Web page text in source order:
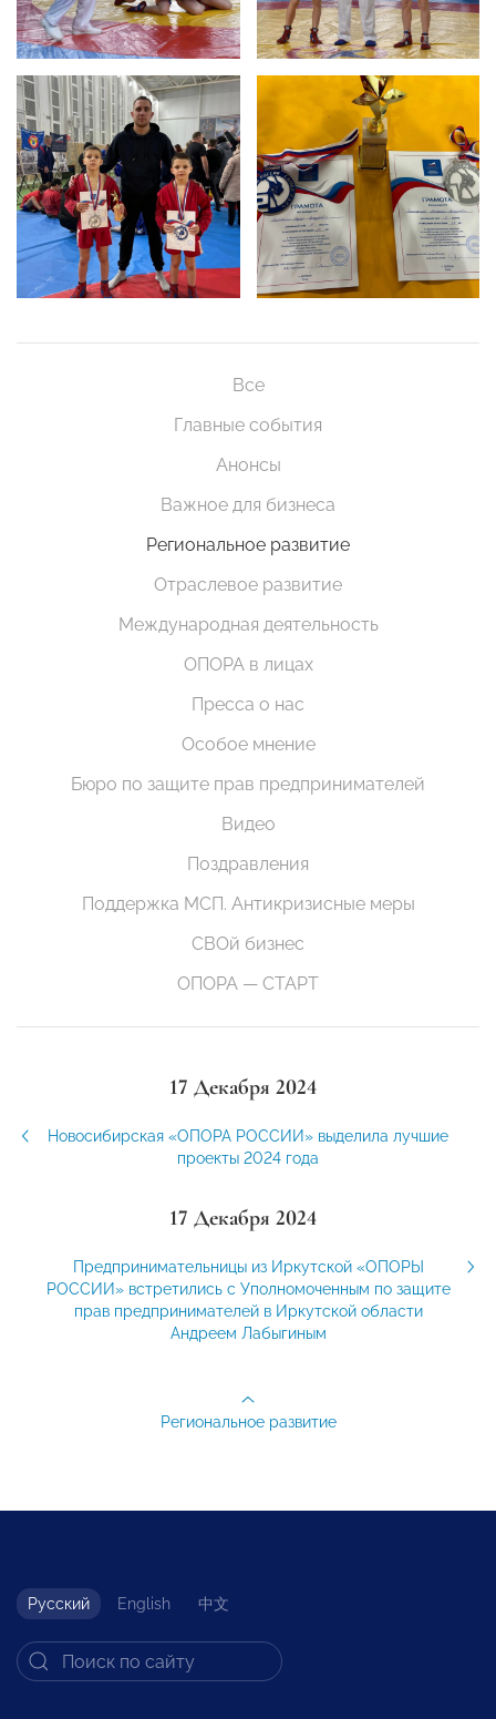
Все
Главные события
Анонсы
Важное для бизнеса
Региональное развитие
Отраслевое развитие
Международная деятельность
ОПОРА в лицах
Пресса о нас
Особое мнение
Бюро по защите прав предпринимателей
Видео
Поздравления
Поддержка МСП. Антикризисные меры
СВОй бизнес
ОПОРА — СТАРТ
17 Декабря 2024
Новосибирская «ОПОРА РОССИИ» выделила лучшие
проекты 2024 года
17 Декабря 2024
Предпринимательницы из Иркутской «ОПОРЫ
РОССИИ» встретились с Уполномоченным по защите
прав предпринимателей в Иркутской области
Андреем Лабыгиным
Региональное развитие
Русский English 中文